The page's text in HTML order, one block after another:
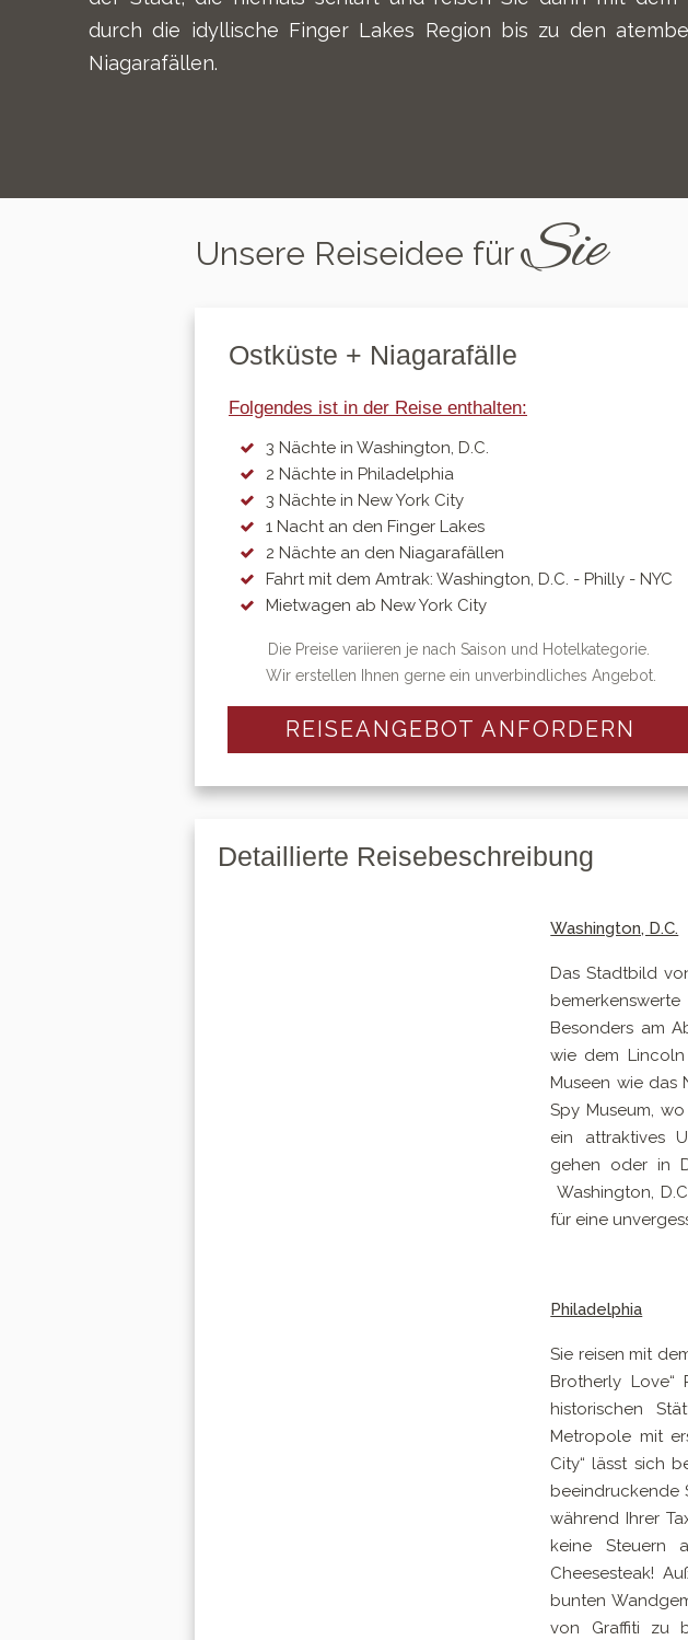
durch die idyllische Finger Lakes Region bis zu den
Niagarafällen.
Unsere Reiseidee für Sie
Ostküste + Niagarafälle
Folgendes ist in der Reise enthalten:
3 Nächte in Washington, D.C.
2 Nächte in Philadelphia
3 Nächte in New York City
1 Nacht an den Finger Lakes
2 Nächte an den Niagarafällen
Fahrt mit dem Amtrak: Washington, D.C. - Philly - NYC
Mietwagen ab New York City
Die Preise variieren je nach Saison und Hotelkategorie.
Wir erstellen Ihnen gerne ein unverbindliches Angebot.
REISEANGEBOT ANFORDERN
Detaillierte Reisebeschreibung
Washington, D.C.
Das Stadtbild
Besonders am
wie dem Lincoln
Museen wie das
Spy Museum,
ein attraktives
gehen oder in
Washington,
für eine
Philadelphia
Sie reisen mit
Brotherly Love“
historischen
Metropole mit
City“ lässt sich
beeindruckende
während Ihrer
keine Steuern
Cheesesteak!
bunten
von Graffiti zu